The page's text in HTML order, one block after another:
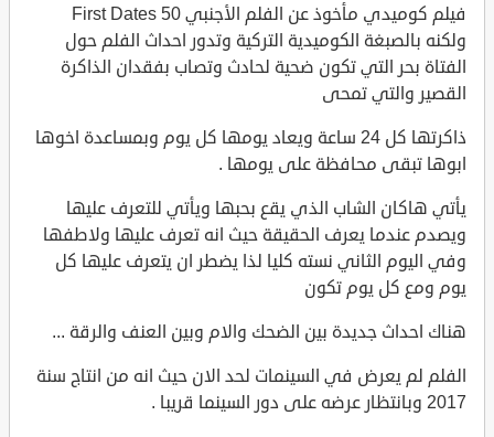
فيلم كوميدي مأخوذ عن الفلم الأجنبي 50 First Dates
ولكنه بالصبغة الكوميدية التركية وتدور احداث الفلم حول
الفتاة بحر التي تكون ضحية لحادث وتصاب بفقدان الذاكرة
القصير والتي تمحى
ذاكرتها كل 24 ساعة ويعاد يومها كل يوم وبمساعدة اخوها
ابوها تبقى محافظة على يومها .
يأتي هاكان الشاب الذي يقع بحبها ويأتي للتعرف عليها
ويصدم عندما يعرف الحقيقة حيث انه تعرف عليها ولاطفها
وفي اليوم الثاني نسته كليا لذا يضطر ان يتعرف عليها كل
يوم ومع كل يوم تكون
هناك احداث جديدة بين الضحك والام وبين العنف والرقة ...
الفلم لم يعرض في السينمات لحد الان حيث انه من انتاج سنة
2017 وبانتظار عرضه على دور السينما قريبا .